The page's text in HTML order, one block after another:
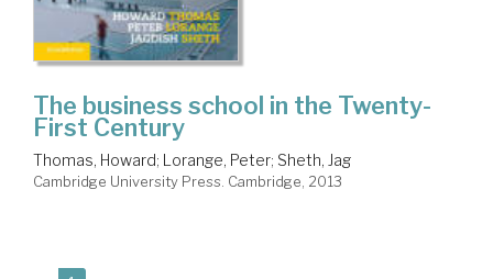
The business school in the Twenty-
First Century
Thomas, Howard; Lorange, Peter; Sheth, Jag
Cambridge University Press. Cambridge, 2013